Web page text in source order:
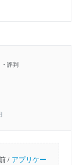
評判
/ アプリケー